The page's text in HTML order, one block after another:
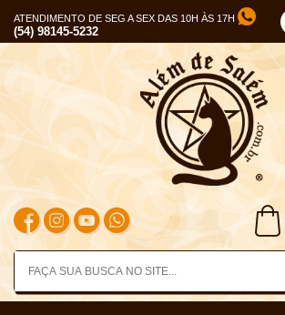
ATENDIMENTO DE SEG A SEX DAS 10H ÀS 17H
(54) 98145-5232